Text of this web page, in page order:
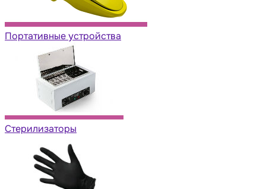
Портативные устройства
Стерилизаторы